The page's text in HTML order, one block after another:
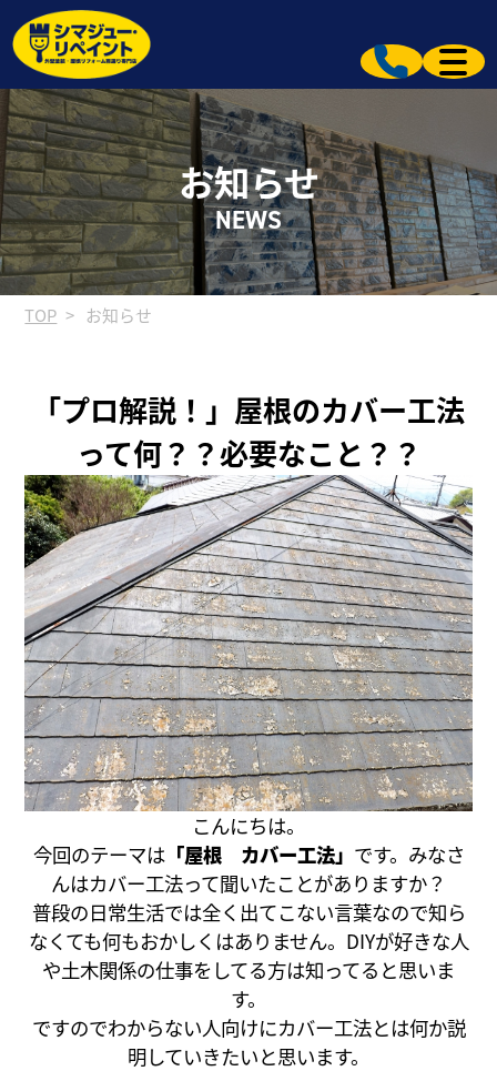
お知らせ
NEWS
TOP お知らせ
「プロ解説！」屋根のカバー工法
って何？？必要なこと？？
こんにちは。
今回のテーマは「屋根 カバー工法」 です。みなさ
んはカバー工法って聞いたことがありますか？
普段の日常生活では全く出てこない言葉なので知ら
なくても何もおかしくはありません。DIYが好きな人
や土木関係の仕事をしてる方は知ってると思いま
す。
ですのでわからない人向けにカバー工法とは何か説
明していきたいと思います。